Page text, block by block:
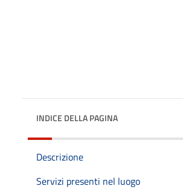
INDICE DELLA PAGINA
Descrizione
Servizi presenti nel luogo